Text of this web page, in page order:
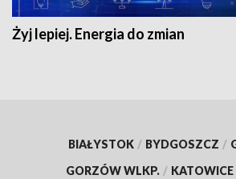
Żyj lepiej. Energia do zmian
BIAŁYSTOK / BYDGOSZCZ /
GORZÓW WLKP. / KATOWICE